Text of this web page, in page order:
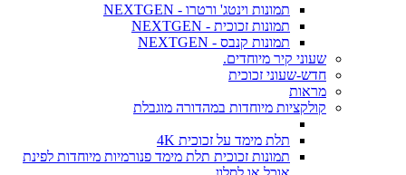
תמונות וינטג' ורטרו - NEXTGEN
תמונות זכוכית - NEXTGEN
תמונות קנבס - NEXTGEN
שעוני קיר מיוחדים.
חדש-שעוני זכוכית
מראות
קולקציות מיוחדות במהדורה מוגבלת
תלת מימד על זכוכית 4K
תמונות זכוכית תלת מימד פנורמיות מיוחדות לפינת